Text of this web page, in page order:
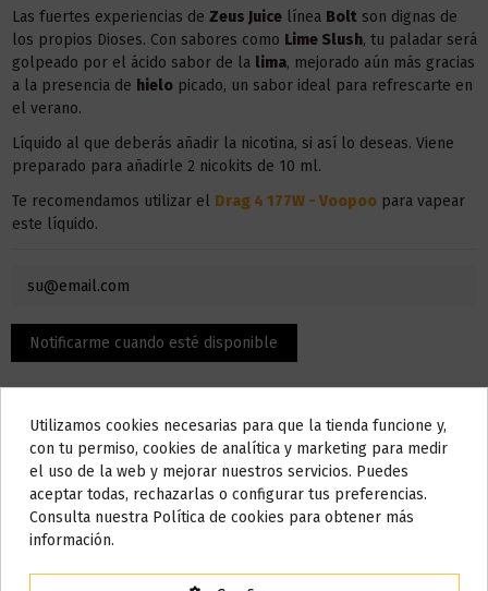
Las fuertes experiencias de Zeus Juicelínea Boltson dignas de
los propios Dioses. Con sabores como Lime Slush, tu paladar será
golpeado por el ácido sabor de la lima, mejorado aún más gracias
a la presencia de hielopicado, un sabor ideal para refrescarte en
el verano.
Líquido al que deberás añadir la nicotina, si así lo deseas. Viene
preparado para añadirle 2 nicokits de 10 ml.
Te recomendamos utilizar el Drag 4 177W - Voopoopara vapear
este líquido.
Descripción
Do not show again.
AVISO IMPORTANTE
Nos tomamos unos días
Todos los pedidos realizados desde el
Utilizamos cookies necesarias para que la tienda funcione y,
con tu permiso, cookies de analítica y marketing para medir
el uso de la web y mejorar nuestros servicios. Puedes
aceptar todas, rechazarlas o configurar tus preferencias.
Consulta nuestra Política de cookies para obtener más
información.